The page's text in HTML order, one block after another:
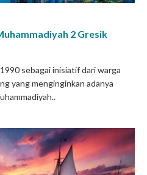
2 Gresik
sebagai inisiatif dari warga
yang menginginkan adanya